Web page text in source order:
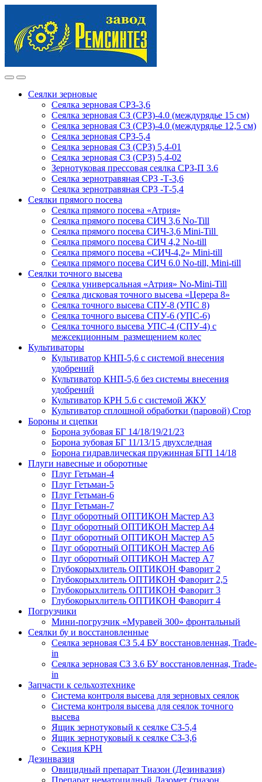
navigation
content
Сеялки зерновые
Сеялка зерновая СРЗ-3,6
Сеялка зерновая СЗ (СРЗ)-4.0 (междурядье 15 см)
Сеялка зерновая СЗ (СРЗ)-4.0 (междурядье 12,5 см)
Сеялка зерновая СРЗ-5,4
Сеялка зерновая СЗ (СРЗ) 5,4-01
Сеялка зерновая СЗ (СРЗ) 5,4-02
Зернотуковая прессовая сеялка СРЗ-П 3.6
Сеялка зернотравяная СРЗ -Т-3,6
Сеялка зернотравяная СРЗ -Т-5,4
Сеялки прямого посева
Сеялка прямого посева «Атрия»
Сеялка прямого посева СИЧ 3,6 No-Till
Сеялка прямого посева СИЧ-3,6 Mini-Till
Сеялка прямого посева СИЧ 4,2 No-till
Сеялка прямого посева «СИЧ-4,2» Mini-till
Сеялка прямого посева СИЧ 6.0 No-till, Mini-till
Сеялки точного высева
Сеялка универсальная «Атрия» No-Mini-Till
Сеялка дисковая точного высева «Церера 8»
Сеялка точного высева СПУ-8 (УПС 8)
Сеялка точного высева СПУ-6 (УПС-6)
Сеялка точного высева УПС-4 (СПУ-4) с
межсекционным размещением колес
Культиваторы
Культиватор КНП-5,6 с системой внесения
удобрений
Культиватор КНП-5,6 без системы внесения
удобрений
Культиватор КРН 5.6 с системой ЖКУ
Культиватор сплошной обработки (паровой) Crop
Бороны и сцепки
Борона зубовая БГ 14/18/19/21/23
Борона зубовая БГ 11/13/15 двухследная
Борона гидравлическая пружинная БГП 14/18
Плуги навесные и оборотные
Плуг Гетьман-4
Плуг Гетьман-5
Плуг Гетьман-6
Плуг Гетьман-7
Плуг оборотный ОПТИКОН Мастер А3
Плуг оборотный ОПТИКОН Мастер А4
Плуг оборотный ОПТИКОН Мастер А5
Плуг оборотный ОПТИКОН Мастер А6
Плуг оборотный ОПТИКОН Мастер А7
Глубокорыхлитель ОПТИКОН Фаворит 2
Глубокорыхлитель ОПТИКОН Фаворит 2,5
Глубокорыхлитель ОПТИКОН Фаворит 3
Глубокорыхлитель ОПТИКОН Фаворит 4
Погрузчики
Мини-погрузчик «Муравей 300» фронтальный
Сеялки бу и восстановленные
Сеялка зерновая СЗ 5.4 БУ восстановленная, Trade-
in
Сеялка зерновая СЗ 3.6 БУ восстановленная, Trade-
in
Запчасти к сельхозтехнике
Система контроля высева для зерновых сеялок
Система контроля высева для сеялок точного
высева
Ящик зернотуковый к сеялке СЗ-5,4
Ящик зернотуковый к сеялке СЗ-3,6
Секция КРН
Дезинвазия
Овицидный препарат Тиазон (Дезинвазия)
Препарат нематоцидный Дазомет (тиазон,